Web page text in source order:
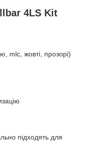
4LS Kit
mlc, жовті, прозорі)
підходять для